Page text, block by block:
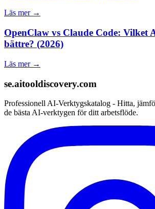
Läs mer →
OpenClaw vs Claude Code: Vilket
bättre? (2026)
Läs mer →
se.aitooldiscovery.com
Professionell AI-Verktygskatalog - Hitta,
de bästa AI-verktygen för ditt arbetsflöde.